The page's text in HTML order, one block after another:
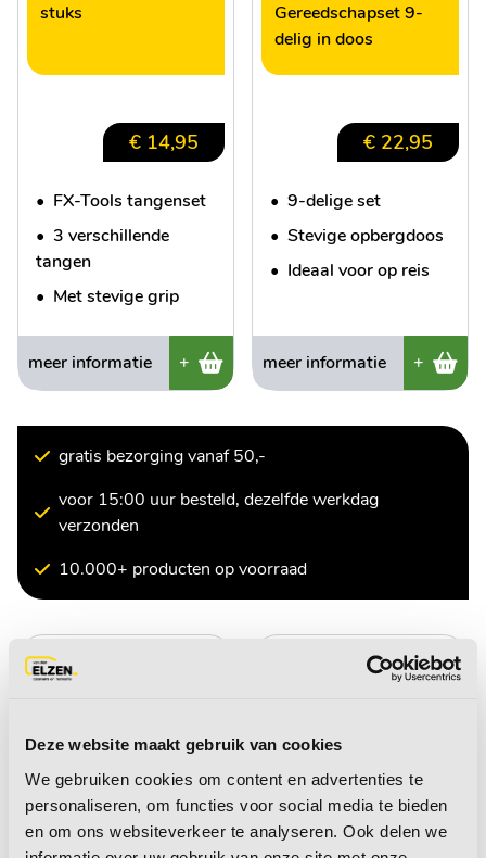
Deze website maakt gebruik van cookies
We gebruiken cookies om content en advertenties te
personaliseren, om functies voor social media te bieden
en om ons websiteverkeer te analyseren. Ook delen we
stuks
€ 14,95
• FX-Tools tangenset
• 3 verschillende
tangen
• Met stevige grip
meer informatie +
Gereedschapset 9-
delig in doos
€ 22,95
• 9-delige set
• Stevige opbergdoos
• Ideaal voor op reis
meer informatie +
gratis bezorging vanaf 50,-
voor 15:00 uur besteld, dezelfde werkdag
verzonden
10.000+ producten op voorraad
Gereedschapsset 52
Isolatietape 19 mm 4